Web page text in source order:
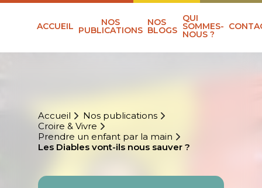
ACCUEIL NOS
PUBLICATIONS
NOS
BLOGS
QUI
SOMMES-
NOUS ?
Accueil
Nos publications
Croire & Vivre
Prendre un enfant par la main
Les Diables vont-ils nous sauver ?